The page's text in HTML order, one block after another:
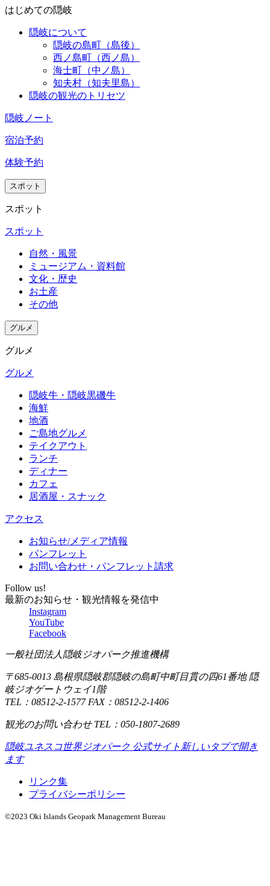
はじめての隠岐
隠岐について
隠岐の島町（島後）
西ノ島町（西ノ島）
海士町（中ノ島）
知夫村（知夫里島）
隠岐の観光のトリセツ
隠岐ノート
宿泊予約
体験予約
スポット
スポット
スポット
自然・風景
ミュージアム・資料館
文化・歴史
お土産
その他
グルメ
グルメ
グルメ
隠岐牛・隠岐黒磯牛
海鮮
地酒
ご島地グルメ
テイクアウト
ランチ
ディナー
カフェ
居酒屋・スナック
アクセス
お知らせ/メディア情報
パンフレット
お問い合わせ・パンフレット請求
Follow us!
最新のお知らせ・観光情報を発信中
Instagram
YouTube
Facebook
一般社団法人隠岐ジオパーク推進機構
〒685-0013 島根県隠岐郡隠岐の島町中町目貫の四61番地 隠
岐ジオゲートウェイ1階
TEL：08512-2-1577 FAX：08512-2-1406
観光のお問い合わせ TEL：050-1807-2689
隠岐ユネスコ世界ジオパーク 公式サイト 新しいタブで開き
ます
リンク集
プライバシーポリシー
©2023 Oki Islands Geopark Management Bureau